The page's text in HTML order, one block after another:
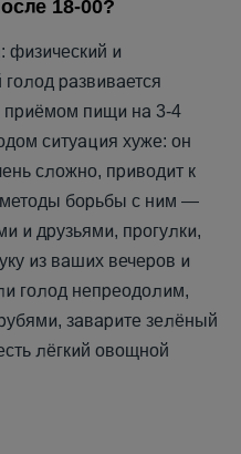
18-00?
физический и
развивается
приёмом пищи на 3-4
ситуация хуже: он
сложно, приводит к
борьбы с ним —
и друзьями, прогулки,
из ваших вечеров и
голод непреодолим,
заварите зелёный
лёгкий овощной
3ДНЯ